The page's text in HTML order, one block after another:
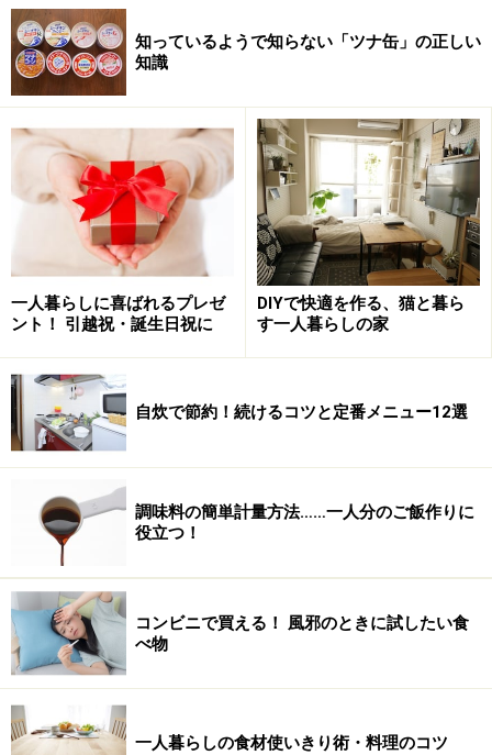
知っているようで知らない「ツナ缶」の正しい
知識
一人暮らしに喜ばれるプレゼ
ント！ 引越祝・誕生日祝に
DIYで快適を作る、猫と暮ら
す一人暮らしの家
自炊で節約！続けるコツと定番メニュー12選
調味料の簡単計量方法……一人分のご飯作りに
役立つ！
コンビニで買える！ 風邪のときに試したい食
べ物
一人暮らしの食材使いきり術・料理のコツ